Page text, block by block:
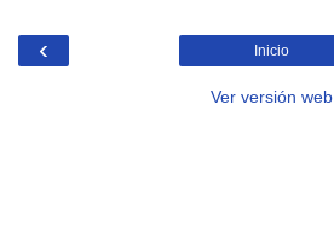
‹ Inicio
Ver versión web